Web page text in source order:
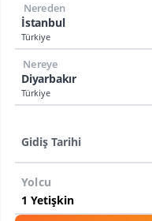
İstanbul
Türkiye
Nereden
Diyarbakır
Türkiye
Nereye
Gidiş Tarihi
Yolcu